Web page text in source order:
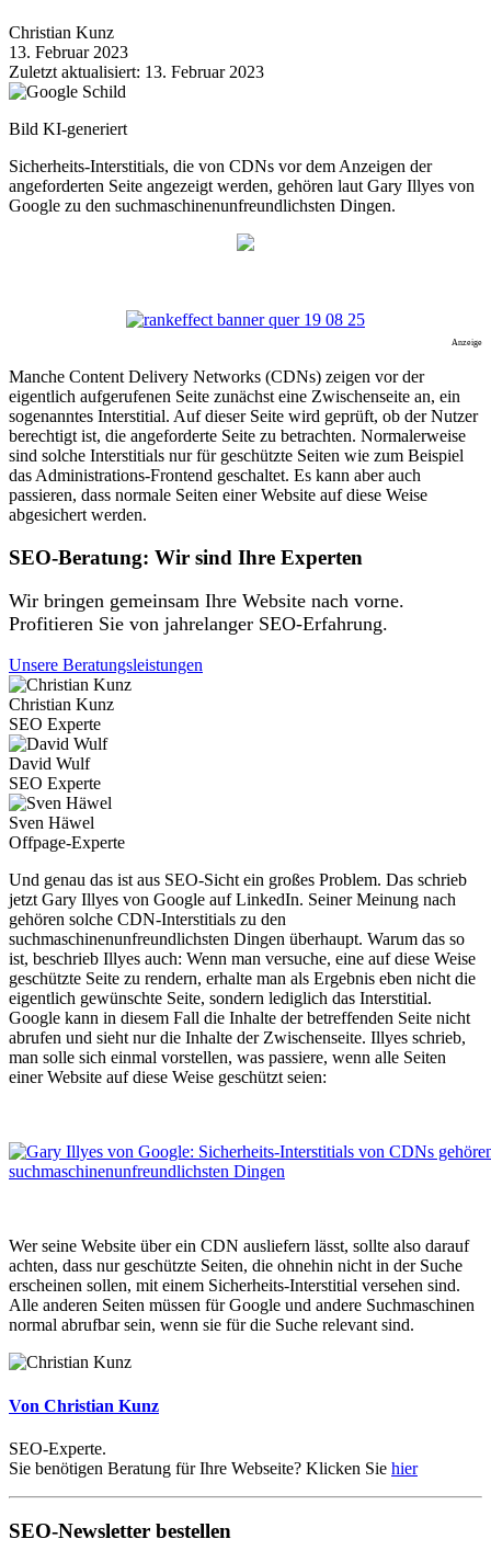
Christian Kunz
13. Februar 2023
Zuletzt aktualisiert: 13. Februar 2023
Bild KI-generiert
Sicherheits-Interstitials, die von CDNs vor dem Anzeigen der
angeforderten Seite angezeigt werden, gehören laut Gary Illyes von
Google zu den suchmaschinenunfreundlichsten Dingen.
Anzeige
Manche Content Delivery Networks (CDNs) zeigen vor der
eigentlich aufgerufenen Seite zunächst eine Zwischenseite an, ein
sogenanntes Interstitial. Auf dieser Seite wird geprüft, ob der Nutzer
berechtigt ist, die angeforderte Seite zu betrachten. Normalerweise
sind solche Interstitials nur für geschützte Seiten wie zum Beispiel
das Administrations-Frontend geschaltet. Es kann aber auch
passieren, dass normale Seiten einer Website auf diese Weise
abgesichert werden.
SEO-Beratung: Wir sind Ihre Experten
Wir bringen gemeinsam Ihre Website nach vorne.
Profitieren Sie von jahrelanger SEO-Erfahrung.
Unsere Beratungsleistungen
Christian Kunz
SEO Experte
David Wulf
SEO Experte
Sven Häwel
Offpage-Experte
Und genau das ist aus SEO-Sicht ein großes Problem. Das schrieb
jetzt Gary Illyes von Google auf LinkedIn. Seiner Meinung nach
gehören solche CDN-Interstitials zu den
suchmaschinenunfreundlichsten Dingen überhaupt. Warum das so
ist, beschrieb Illyes auch: Wenn man versuche, eine auf diese Weise
geschützte Seite zu rendern, erhalte man als Ergebnis eben nicht die
eigentlich gewünschte Seite, sondern lediglich das Interstitial.
Google kann in diesem Fall die Inhalte der betreffenden Seite nicht
abrufen und sieht nur die Inhalte der Zwischenseite. Illyes schrieb,
man solle sich einmal vorstellen, was passiere, wenn alle Seiten
einer Website auf diese Weise geschützt seien:
Wer seine Website über ein CDN ausliefern lässt, sollte also darauf
achten, dass nur geschützte Seiten, die ohnehin nicht in der Suche
erscheinen sollen, mit einem Sicherheits-Interstitial versehen sind.
Alle anderen Seiten müssen für Google und andere Suchmaschinen
normal abrufbar sein, wenn sie für die Suche relevant sind.
Von Christian Kunz
SEO-Experte.
Sie benötigen Beratung für Ihre Webseite? Klicken Sie hier
SEO-Newsletter bestellen